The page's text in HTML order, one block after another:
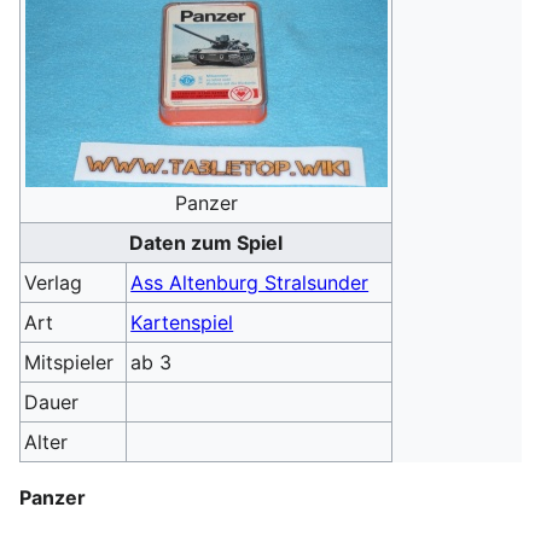
Panzer
Daten zum Spiel
Verlag
Ass Altenburg Stralsunder
Art
Kartenspiel
Mitspieler
ab 3
Dauer
Alter
Panzer